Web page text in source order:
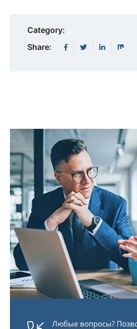
Category:
Share:
Любые вопросы?